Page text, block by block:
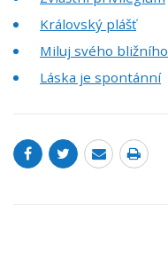
Královský plášť
Miluj svého bližního
Láska je spontánní